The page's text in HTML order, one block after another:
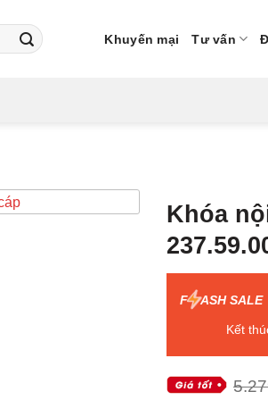
Khuyến mại Tư vấn
Khóa
F ASH SALE
Kết